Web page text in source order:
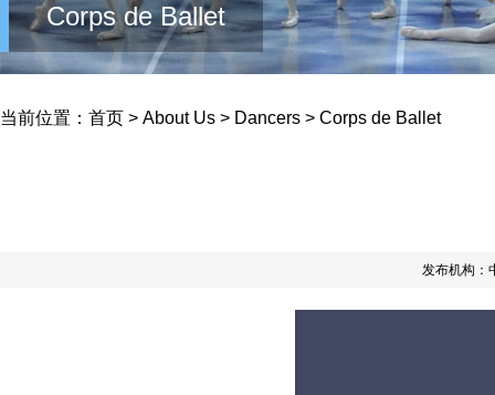
Corps de Ballet
当前位置： 首页 > About Us > Dancers > Corps de Ballet
发布机构：